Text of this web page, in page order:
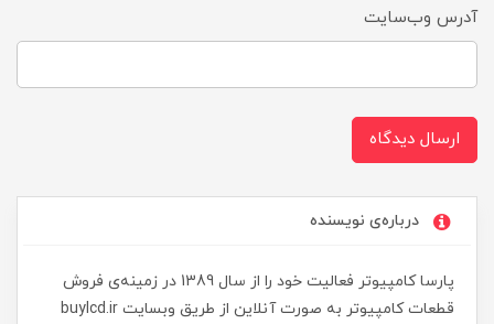
آدرس وب‌سایت
ارسال دیدگاه
درباره‌ی نویسنده
پارسا کامپیوتر فعالیت خود را از سال 1389 در زمینه‌ی فروش
قطعات کامپیوتر به صورت آنلاین از طریق وبسایت buylcd.ir